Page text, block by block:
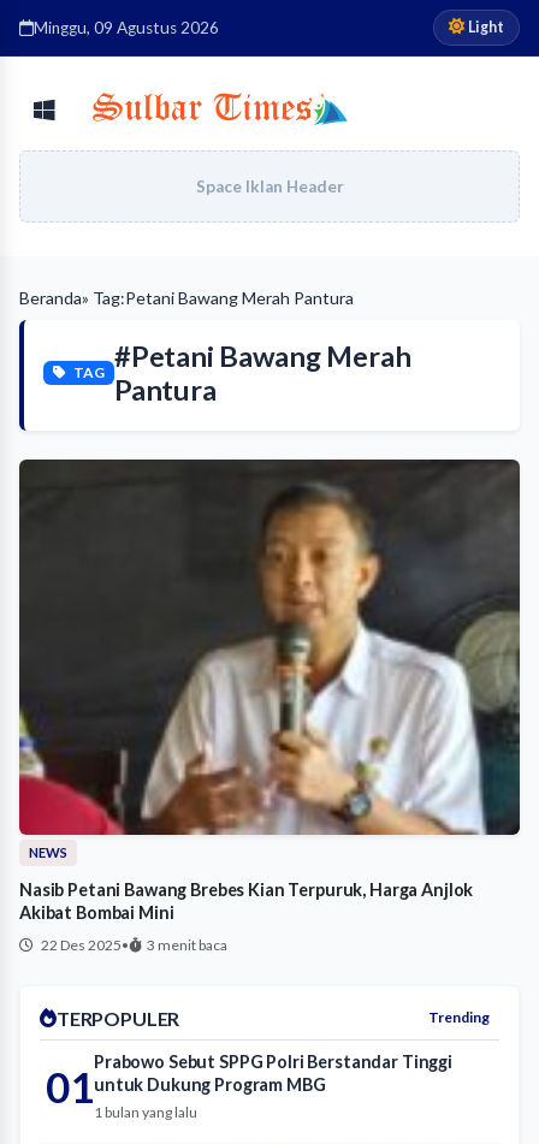
Minggu, 09 Agustus 2026 Light
Space Iklan Header
Beranda» Tag:Petani Bawang Merah Pantura
TAG #Petani Bawang Merah
Pantura
NEWS
Nasib Petani Bawang Brebes Kian Terpuruk, Harga Anjlok
Akibat Bombai Mini
22 Des 2025• 3 menit baca
TERPOPULER Trending
01Prabowo Sebut SPPG Polri Berstandar Tinggi
untuk Dukung Program MBG
1 bulan yang lalu